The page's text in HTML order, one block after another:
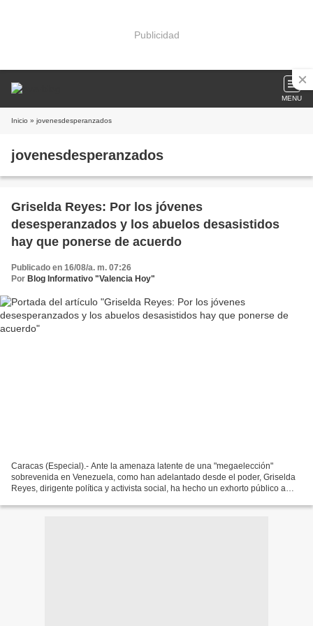
Publicidad
MENU
Inicio » jovenesdesperanzados
jovenesdesperanzados
Griselda Reyes: Por los jóvenes
desesperanzados y los abuelos desasistidos
hay que ponerse de acuerdo
Publicado en 16/08/a. m. 07:26
Por Blog Informativo "Valencia Hoy"
Caracas (Especial).- Ante la amenaza latente de una "megaelección"
sobrevenida en Venezuela, como han adelantado desde el poder, Griselda
Reyes, dirigente política y activista social, ha hecho un exhorto público a